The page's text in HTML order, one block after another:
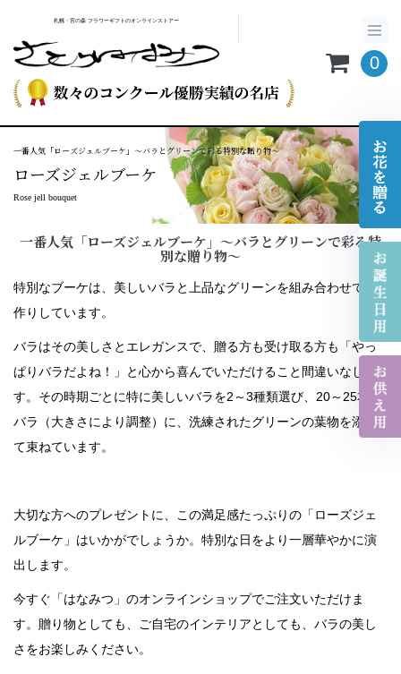
札幌・宮の森 フラワーギフトのオンラインストアー
0
一番人気「ローズジェルブーケ」～バラとグリーンで彩る特別な贈り物～
ローズジェルブーケ
Rose jell bouquet
一番人気「ローズジェルブーケ」～バラとグリーンで彩る特
別な贈り物～
特別なブーケは、美しいバラと上品なグリーンを組み合わせてお
作りしています。
バラはその美しさとエレガンスで、贈る方も受け取る方も「やっ
ぱりバラだよね！」と心から喜んでいただけること間違いなしで
す。その時期ごとに特に美しいバラを2～3種類選び、20～25本の
バラ（大きさにより調整）に、洗練されたグリーンの葉物を添え
て束ねています。
大切な方へのプレゼントに、この満足感たっぷりの「ローズジェ
ルブーケ」はいかがでしょうか。特別な日をより一層華やかに演
出します。
今すぐ「はなみつ」のオンラインショップでご注文いただけま
す。贈り物としても、ご自宅のインテリアとしても、バラの美し
さをお楽しみください。